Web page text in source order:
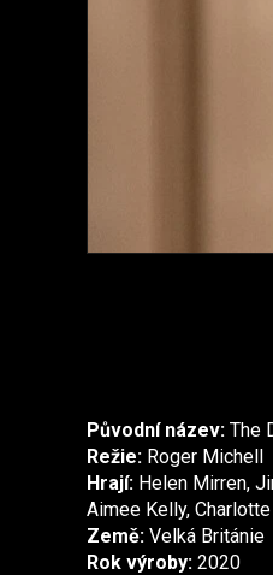
Původní název: The
Režie: Roger Michell
Hrají: Helen Mirren,
Aimee Kelly,
Země: Velká Británie
Rok výroby: 2020